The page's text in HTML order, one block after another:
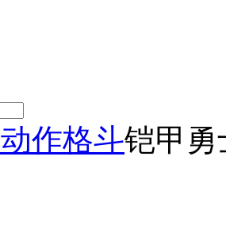
动作格斗铠甲勇